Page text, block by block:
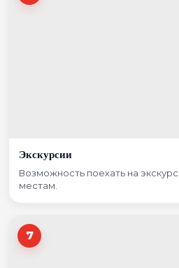
Экскурсии
Возможность поехать на
местам.
7